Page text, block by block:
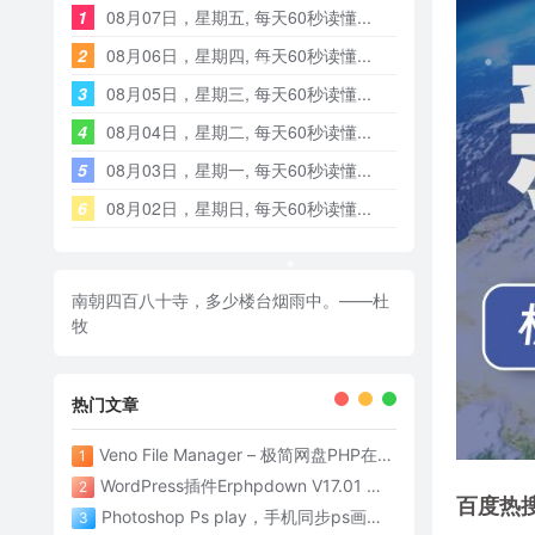
百度热
1
08月07日，星期五, 每天60秒读懂...
2
08月06日，星期四, 每天60秒读懂...
3
08月05日，星期三, 每天60秒读懂...
4
08月04日，星期二, 每天60秒读懂...
5
08月03日，星期一, 每天60秒读懂...
6
08月02日，星期日, 每天60秒读懂...
南朝四百八十寺，多少楼台烟雨中。——杜
牧
热门文章
1 Veno File Manager – 极简网盘PHP在线网盘系统- v4.1
2 WordPress插件Erphpdown V17.01 为网站添加付费下载功能
3 Photoshop Ps play，手机同步ps画面神器